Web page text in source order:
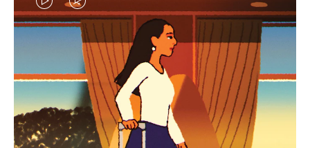
视
频
暂
停，
请
视
频
已
静
音，
请
臻礼指南
寻觅心仪的出行伴侣，与您共
享缤纷旅程